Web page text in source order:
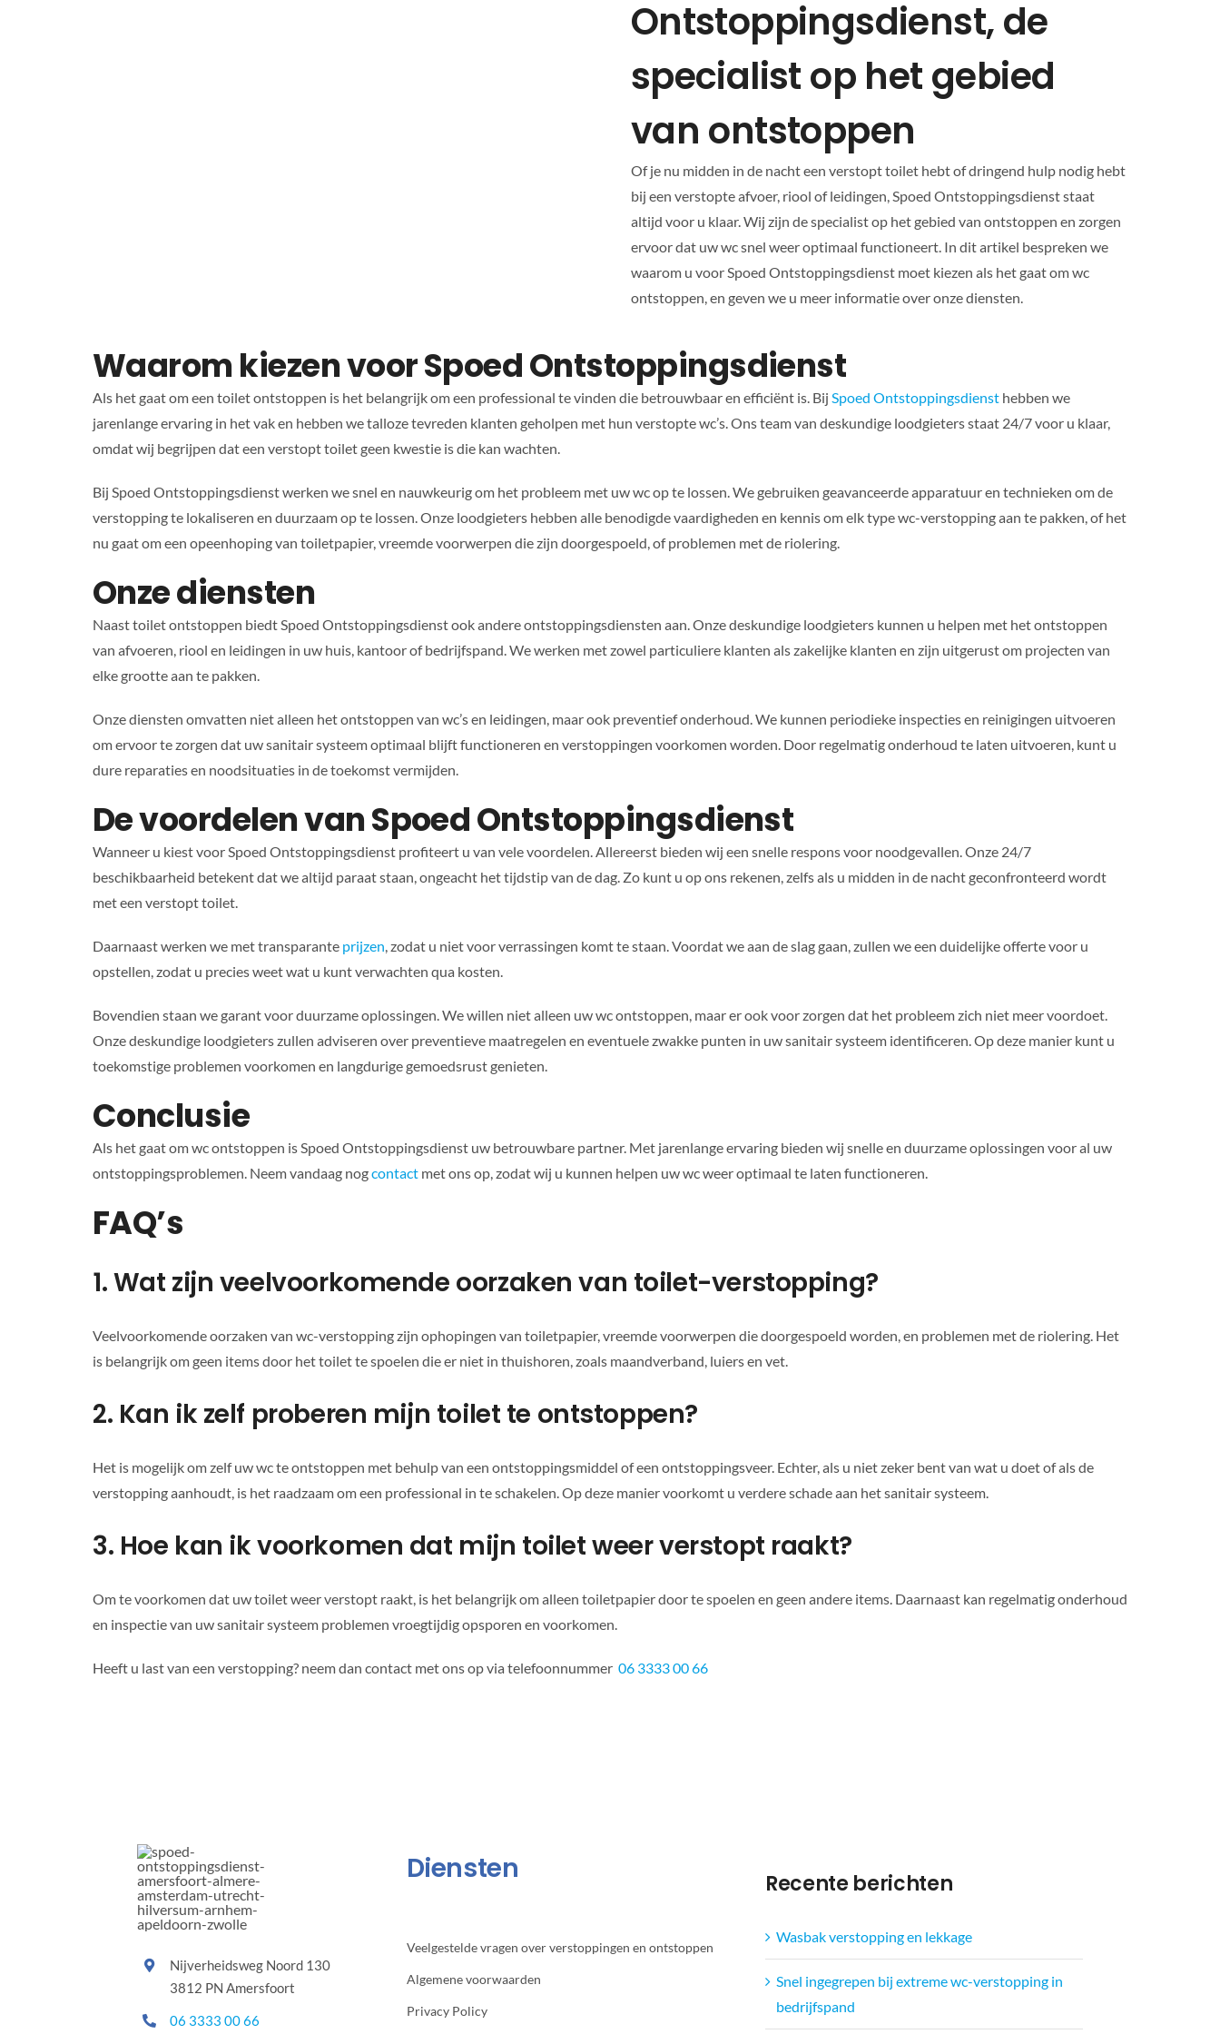
Ontstoppingsdienst, de
specialist op het gebied
van ontstoppen
Of je nu midden in de nacht een verstopt toilet hebt of dringend hulp nodig hebt
bij een verstopte afvoer, riool of leidingen, Spoed Ontstoppingsdienst staat
altijd voor u klaar. Wij zijn de specialist op het gebied van ontstoppen en zorgen
ervoor dat uw wc snel weer optimaal functioneert. In dit artikel bespreken we
waarom u voor Spoed Ontstoppingsdienst moet kiezen als het gaat om wc
ontstoppen, en geven we u meer informatie over onze diensten.
Waarom kiezen voor Spoed Ontstoppingsdienst
Als het gaat om een toilet ontstoppen is het belangrijk om een professional te vinden die betrouwbaar en efficiënt is. Bij Spoed Ontstoppingsdiensthebben we
jarenlange ervaring in het vak en hebben we talloze tevreden klanten geholpen met hun verstopte wc’s. Ons team van deskundige loodgieters staat 24/7 voor u klaar,
omdat wij begrijpen dat een verstopt toilet geen kwestie is die kan wachten.
Bij Spoed Ontstoppingsdienst werken we snel en nauwkeurig om het probleem met uw wc op te lossen. We gebruiken geavanceerde apparatuur en technieken om de
verstopping te lokaliseren en duurzaam op te lossen. Onze loodgieters hebben alle benodigde vaardigheden en kennis om elk type wc-verstopping aan te pakken, of het
nu gaat om een opeenhoping van toiletpapier, vreemde voorwerpen die zijn doorgespoeld, of problemen met de riolering.
Onze diensten
Naast toilet ontstoppen biedt Spoed Ontstoppingsdienst ook andere ontstoppingsdiensten aan. Onze deskundige loodgieters kunnen u helpen met het ontstoppen
van afvoeren, riool en leidingen in uw huis, kantoor of bedrijfspand. We werken met zowel particuliere klanten als zakelijke klanten en zijn uitgerust om projecten van
elke grootte aan te pakken.
Onze diensten omvatten niet alleen het ontstoppen van wc’s en leidingen, maar ook preventief onderhoud. We kunnen periodieke inspecties en reinigingen uitvoeren
om ervoor te zorgen dat uw sanitair systeem optimaal blijft functioneren en verstoppingen voorkomen worden. Door regelmatig onderhoud te laten uitvoeren, kunt u
dure reparaties en noodsituaties in de toekomst vermijden.
De voordelen van Spoed Ontstoppingsdienst
Wanneer u kiest voor Spoed Ontstoppingsdienst profiteert u van vele voordelen. Allereerst bieden wij een snelle respons voor noodgevallen. Onze 24/7
beschikbaarheid betekent dat we altijd paraat staan, ongeacht het tijdstip van de dag. Zo kunt u op ons rekenen, zelfs als u midden in de nacht geconfronteerd wordt
met een verstopt toilet.
Daarnaast werken we met transparante prijzen , zodat u niet voor verrassingen komt te staan. Voordat we aan de slag gaan, zullen we een duidelijke offerte voor u
opstellen, zodat u precies weet wat u kunt verwachten qua kosten.
Bovendien staan we garant voor duurzame oplossingen. We willen niet alleen uw wc ontstoppen, maar er ook voor zorgen dat het probleem zich niet meer voordoet.
Onze deskundige loodgieters zullen adviseren over preventieve maatregelen en eventuele zwakke punten in uw sanitair systeem identificeren. Op deze manier kunt u
toekomstige problemen voorkomen en langdurige gemoedsrust genieten.
Conclusie
Als het gaat om wc ontstoppen is Spoed Ontstoppingsdienst uw betrouwbare partner. Met jarenlange ervaring bieden wij snelle en duurzame oplossingen voor al uw
ontstoppingsproblemen. Neem vandaag nogcontactmet ons op, zodat wij u kunnen helpen uw wc weer optimaal te laten functioneren.
FAQ’s
1. Wat zijn veelvoorkomende oorzaken van toilet-verstopping?
Veelvoorkomende oorzaken van wc-verstopping zijn ophopingen van toiletpapier, vreemde voorwerpen die doorgespoeld worden, en problemen met de riolering. Het
is belangrijk om geen items door het toilet te spoelen die er niet in thuishoren, zoals maandverband, luiers en vet.
2. Kan ik zelf proberen mijn toilet te ontstoppen?
Het is mogelijk om zelf uw wc te ontstoppen met behulp van een ontstoppingsmiddel of een ontstoppingsveer. Echter, als u niet zeker bent van wat u doet of als de
verstopping aanhoudt, is het raadzaam om een professional in te schakelen. Op deze manier voorkomt u verdere schade aan het sanitair systeem.
3. Hoe kan ik voorkomen dat mijn toilet weer verstopt raakt?
Om te voorkomen dat uw toilet weer verstopt raakt, is het belangrijk om alleen toiletpapier door te spoelen en geen andere items. Daarnaast kan regelmatig onderhoud
en inspectie van uw sanitair systeem problemen vroegtijdig opsporen en voorkomen.
Heeft u last van een verstopping? neem dan contact met ons op via telefoonnummer 06 3333 00 66
Nijverheidsweg Noord 130
3812 PN Amersfoort
06 3333 00 66
Diensten
Veelgestelde vragen over verstoppingen en ontstoppen
Algemene voorwaarden
Privacy Policy
Recente berichten
Wasbak verstopping en lekkage
Snel ingegrepen bij extreme wc-verstopping in
bedrijfspand